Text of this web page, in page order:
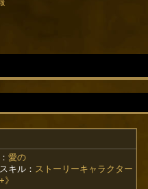
愛の
キル： ストーリーキャラクター
》